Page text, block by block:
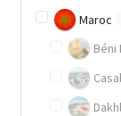
Maroc
Béni